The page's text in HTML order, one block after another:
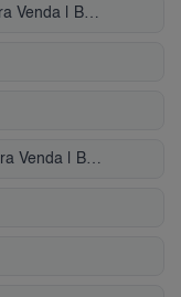
Kitnet / Loft com portaria 24 horas para Venda | Bela Vista
Apartamento com ar condicionado para Venda | Bela Vista